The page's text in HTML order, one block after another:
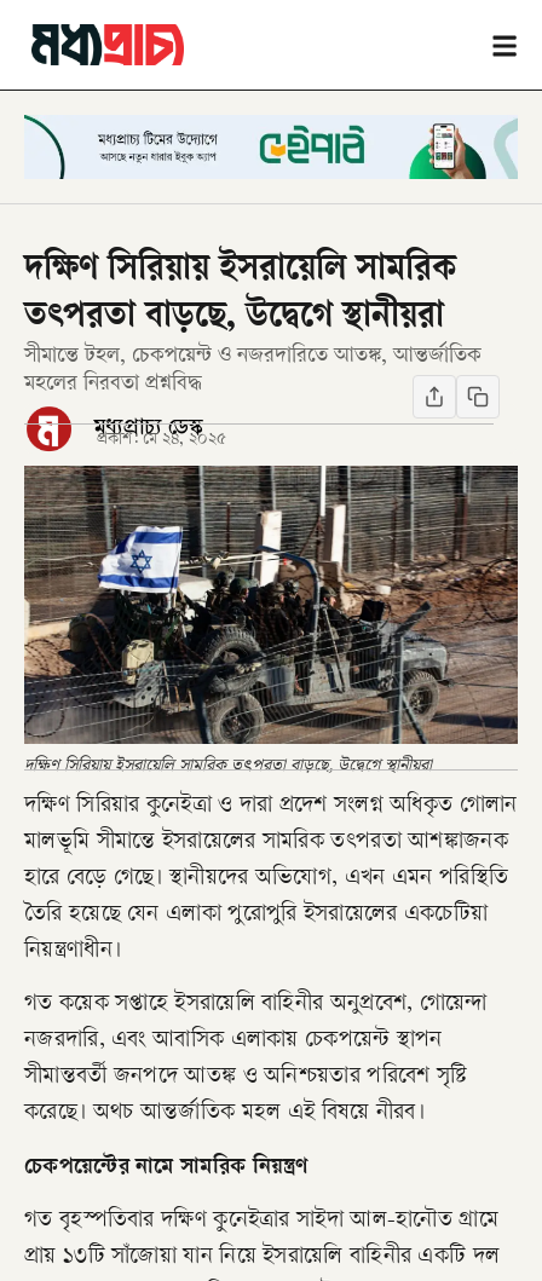
দক্ষিণ সিরিয়ায় ইসরায়েলি সামরিক
তৎপরতা বাড়ছে, উদ্বেগে স্থানীয়রা
সীমান্তে টহল, চেকপয়েন্ট ও নজরদারিতে আতঙ্ক, আন্তর্জাতিক
মহলের নিরবতা প্রশ্নবিদ্ধ
মধ্যপ্রাচ্য ডেস্ক
প্রকাশ: মে ২৪, ২০২৫
দক্ষিণ সিরিয়ায় ইসরায়েলি সামরিক তৎপরতা বাড়ছে, উদ্বেগে স্থানীয়রা
দক্ষিণ সিরিয়ার কুনেইত্রা ও দারা প্রদেশ সংলগ্ন অধিকৃত গোলান
মালভূমি সীমান্তে ইসরায়েলের সামরিক তৎপরতা আশঙ্কাজনক
হারে বেড়ে গেছে। স্থানীয়দের অভিযোগ, এখন এমন পরিস্থিতি
তৈরি হয়েছে যেন এলাকা পুরোপুরি ইসরায়েলের একচেটিয়া
নিয়ন্ত্রণাধীন।
গত কয়েক সপ্তাহে ইসরায়েলি বাহিনীর অনুপ্রবেশ, গোয়েন্দা
নজরদারি, এবং আবাসিক এলাকায় চেকপয়েন্ট স্থাপন
সীমান্তবর্তী জনপদে আতঙ্ক ও অনিশ্চয়তার পরিবেশ সৃষ্টি
করেছে। অথচ আন্তর্জাতিক মহল এই বিষয়ে নীরব।
চেকপয়েন্টের নামে সামরিক নিয়ন্ত্রণ
গত বৃহস্পতিবার দক্ষিণ কুনেইত্রার সাইদা আল-হানৌত গ্রামে
প্রায় ১৩টি সাঁজোয়া যান নিয়ে ইসরায়েলি বাহিনীর একটি দল